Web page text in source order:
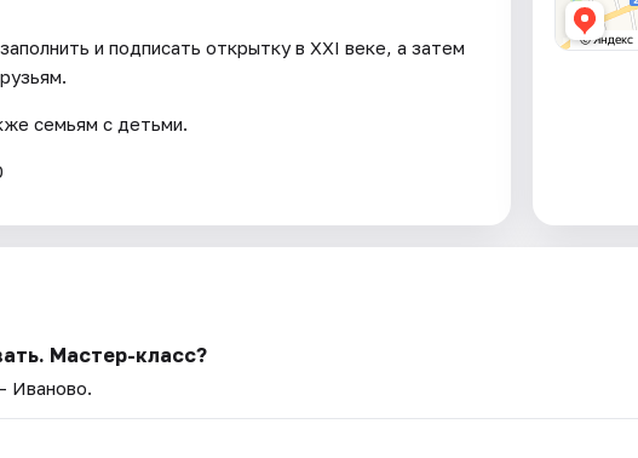
и подписать открытку в XXI веке, а затем
семьям с детьми.
Мастер-класс?
Иваново.